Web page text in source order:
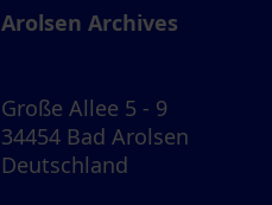
Arolsen Archives
Große Allee 5 - 9
34454 Bad Arolsen
Deutschland